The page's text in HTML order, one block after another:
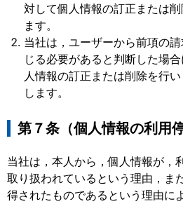
対して個人情報の訂正または
ます。
当社は，ユーザーから前項の
じる必要があると判断した場
人情報の訂正または削除を行
します。
第７条（個人情報の利用停
当社は，本人から，個人情報が，
取り扱われているという理由，ま
得されたものであるという理由に